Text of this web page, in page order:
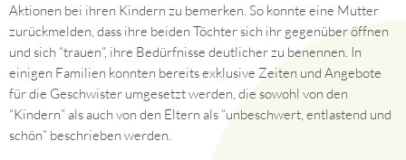
Aktionen bei ihren Kindern zu bemerken. So konnte eine Mutter
zurückmelden, dass ihre beiden Töchter sich ihr gegenüber öffnen
und sich “trauen“, ihre Bedürfnisse deutlicher zu benennen. In
einigen Familien konnten bereits exklusive Zeiten und Angebote
für die Geschwister umgesetzt werden, die sowohl von den
“Kindern” als auch von den Eltern als “unbeschwert, entlastend und
schön” beschrieben werden.